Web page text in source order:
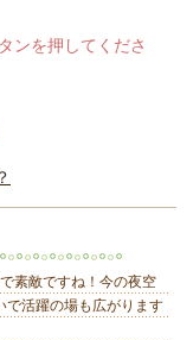
ンを押してくださ
素敵ですね！今の夜空
で活躍の場も広がります